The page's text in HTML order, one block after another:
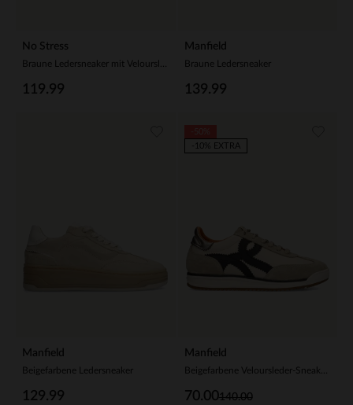
No Stress
119.99
Manfield
Braune Ledersneaker
139.99
Manfield
Beigefarbene Ledersneaker
129.99
Manfield
140.00
70.00
-10% EXTRA